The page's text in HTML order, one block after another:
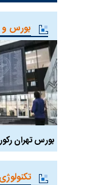
بورس و
بورس تهران